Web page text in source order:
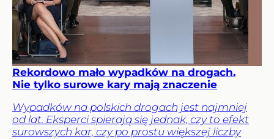
Rekordowo mało wypadków na drogach.
Nie tylko surowe kary mają znaczenie
Wypadków na polskich drogach jest najmniej
od lat. Eksperci spierają się jednak, czy to efekt
surowszych kar, czy po prostu większej liczby